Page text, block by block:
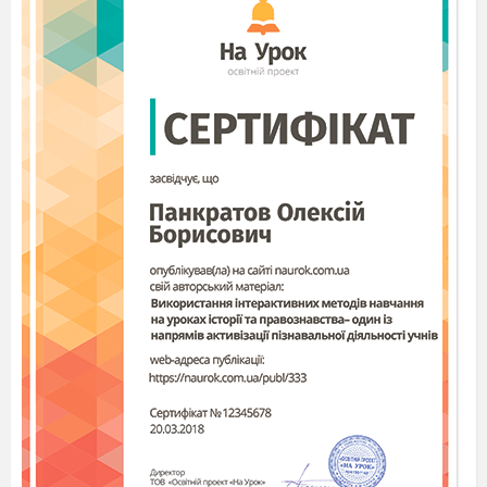
дошкільного закладу або приходу нової дитини у
групу.
В наш час роль комунікативної
гри знецінилась та заміна її дидактичними іграми завдає
великої шкоди розвитку комунікативної активності
дошкільника, зупиняє формування його творчої
ініціативи. Велике місце у розвитку дошкільнят посідає
комунікативна гра, діяльність дитини, під час якої вона
опановує соціальні функції, стосунки, мову як головний
засіб. На практиці ми бачимо, що розповсюдження
комп’ютерів, гаджетів, телебачення та інших
комунікаційних засобів інформації, які стали
доступними малюкам як у садочку, так і за його
межами, обмежують спілкування дітей з товаришами,
батьками, внаслідок чого збагачується їхня пізнавальна
сфера, але воднораз гальмується мовленнєва.
Висновок: сучасне положення проблеми
використання комунікативних ігор, під час яких дитина
опановує навичками спілкування з однолітками та
дорослими говорить про те, що у ранньому дитинстві
треба знаходити більше часу, щоб зосередитись на
процесі розвитку провідного виду діяльності. Усі види
діяльності дитини супроводжує розуміння мовлення
близьких і особисте мовлення. Від того, на якому рівні
розвиток мовлення дошкільника залежить його